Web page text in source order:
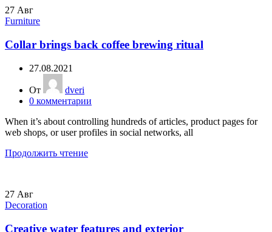
27 Авг
Furniture
Collar brings back coffee brewing ritual
27.08.2021
От
dveri
0 комментарии
When it’s about controlling hundreds of articles, product pages for
web shops, or user profiles in social networks, all
Продолжить чтение
27 Авг
Decoration
Creative water features and exterior